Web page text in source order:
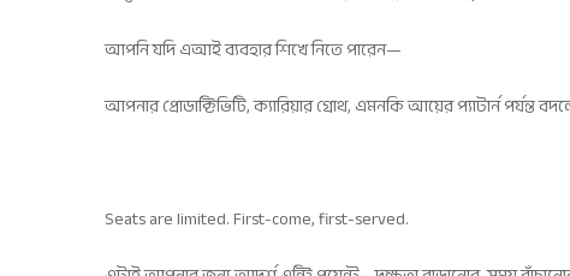
আপনি যদি এআই ব্যবহার শিখে নিতে পারেন—
আপনার প্রোডাক্টিভিটি, ক্যারিয়ার গ্রোথ, এমনকি আয়ের প্যাটার্ন পর্যন্ত
Seats are limited. First-come, first-served.